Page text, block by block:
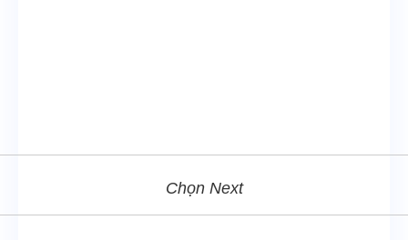
Chọn Next